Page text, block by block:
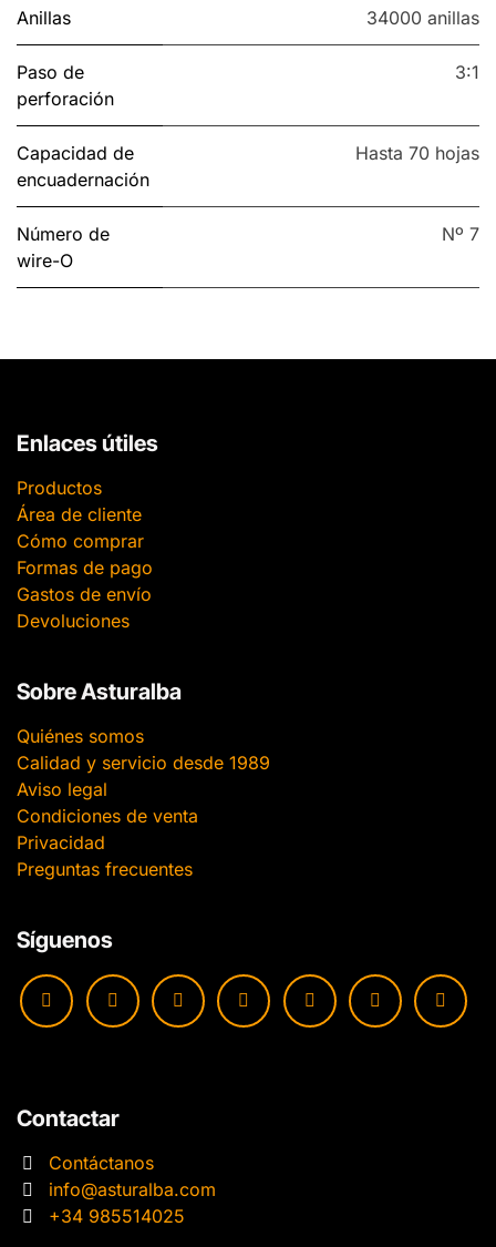
Anillas 34000 anillas
Paso de
perforación
3:1
Capacidad de
encuadernación
Hasta 70 hojas
Número de
wire-O
Nº 7
Enlaces útiles
Productos
Área de cliente
Cómo comprar
Formas de pago
Gastos de envío
Devoluciones
Sobre Asturalba
Quiénes somos
Calidad y servicio desde 1989
Aviso legal
Condiciones de venta
Privacidad
Preguntas frecuentes
Síguenos
Contactar
Contáctanos
info@asturalba.com
+34 985514025